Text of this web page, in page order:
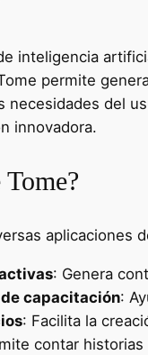
inteligencia
permite
necesidades del
innovadora.
aplicaciones
: Genera
capacitación:
: Facilita la
contar